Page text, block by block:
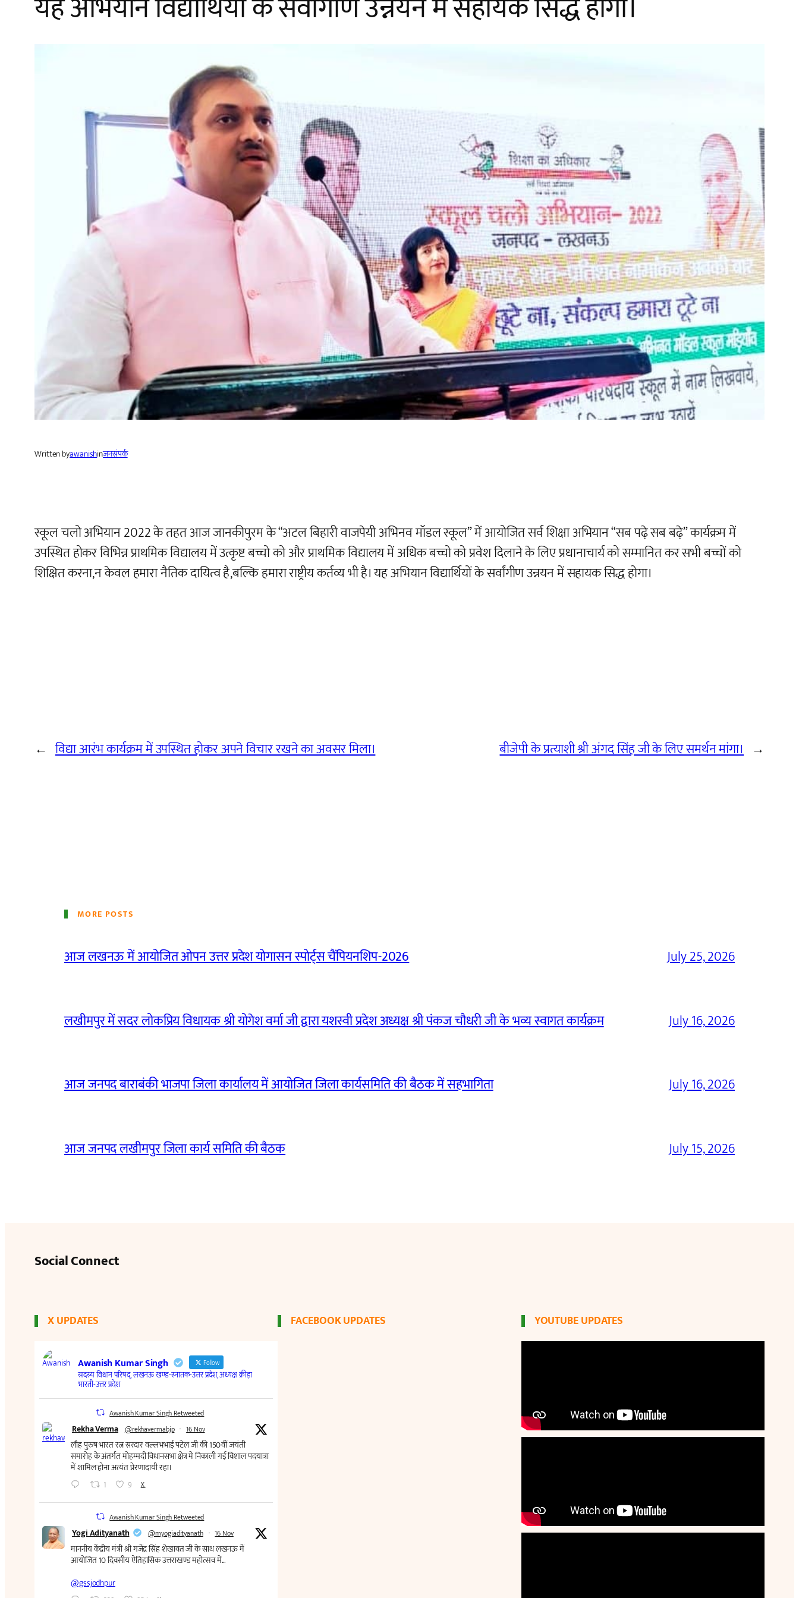
Written byawanishinजनसंपर्क
स्कूल चलो अभियान 2022 के तहत आज जानकीपुरम के “अटल बिहारी वाजपेयी अभिनव मॉडल स्कूल” में आयोजित सर्व शिक्षा अभियान “सब पढ़े सब बढ़े” कार्यक्रम में
उपस्थित होकर विभिन्न प्राथमिक विद्यालय में उत्कृष्ट बच्चो को और प्राथमिक विद्यालय में अधिक बच्चो को प्रवेश दिलाने के लिए प्रधानाचार्य को सम्मानित कर सभी बच्चों को
शिक्षित करना,न केवल हमारा नैतिक दायित्व है,बल्कि हमारा राष्ट्रीय कर्तव्य भी है। यह अभियान विद्यार्थियों के सर्वांगीण उन्नयन में सहायक सिद्ध होगा।
← विद्या आरंभ कार्यक्रम में उपस्थित होकर अपने विचार रखने का अवसर मिला। बीजेपी के प्रत्याशी श्री अंगद सिंह जी के लिए समर्थन मांगा। →
MORE POSTS
आज लखनऊ में आयोजित ओपन उत्तर प्रदेश योगासन स्पोर्ट्स चैंपियनशिप-2026 July 25, 2026
लखीमपुर में सदर लोकप्रिय विधायक श्री योगेश वर्मा जी द्वारा यशस्वी प्रदेश अध्यक्ष श्री पंकज चौधरी जी के भव्य स्वागत कार्यक्रम July 16, 2026
आज जनपद बाराबंकी भाजपा जिला कार्यालय में आयोजित जिला कार्यसमिति की बैठक में सहभागिता July 16, 2026
आज जनपद लखीमपुर जिला कार्य समिति की बैठक July 15, 2026
Social Connect
X UPDATES FACEBOOK UPDATES YOUTUBE UPDATES